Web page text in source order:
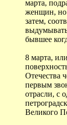
марта,
женщин, но
затем,
бывшее
8 марта,
Отечества
первым
отрасли, с
Великого